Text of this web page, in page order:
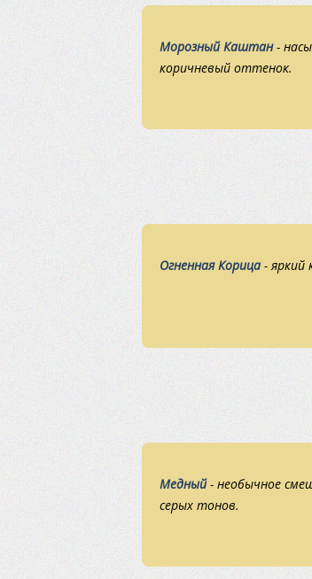
Морозный Каштан-
коричневый оттенок.
Огненная Корица- яркий
Медный- необычное
серых тонов.